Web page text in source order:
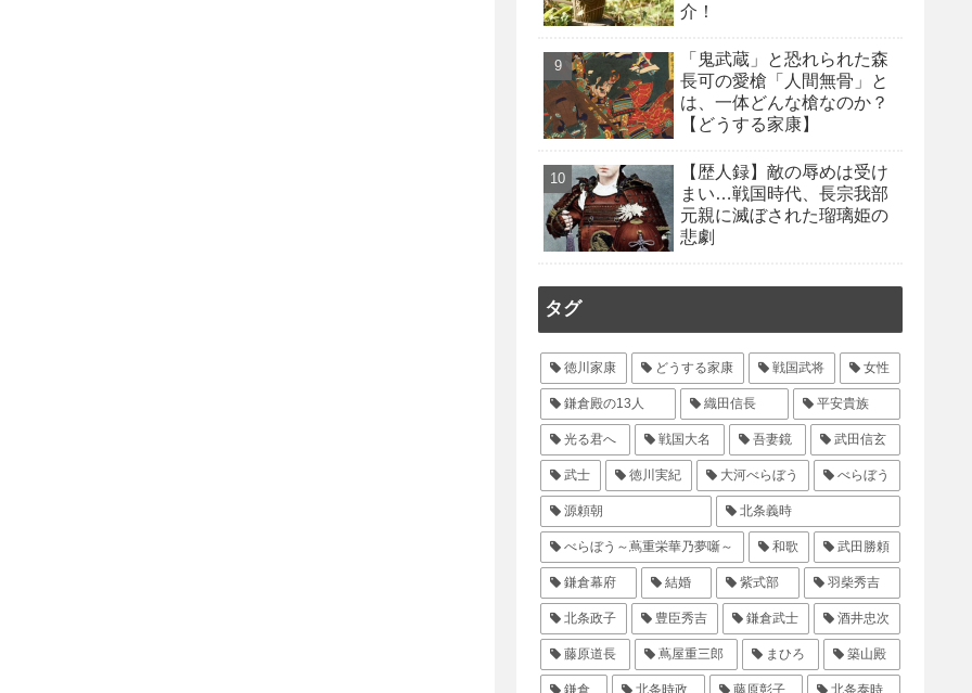
介！
「鬼武蔵」と恐れられた森
長可の愛槍「人間無骨」と
は、一体どんな槍なのか？
【どうする家康】
【歴人録】敵の辱めは受け
まい…戦国時代、長宗我部
元親に滅ぼされた瑠璃姫の
悲劇
タグ
徳川家康 どうする家康 戦国武将 女性
鎌倉殿の13人 織田信長 平安貴族
光る君へ 戦国大名 吾妻鏡 武田信玄
武士 徳川実紀 大河べらぼう べらぼう
源頼朝 北条義時
べらぼう～蔦重栄華乃夢噺～ 和歌 武田勝頼
鎌倉幕府 結婚 紫式部 羽柴秀吉
北条政子 豊臣秀吉 鎌倉武士 酒井忠次
藤原道長 蔦屋重三郎 まひろ 築山殿
鎌倉 北条時政 藤原彰子 北条泰時